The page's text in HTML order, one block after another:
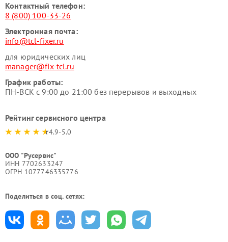
Контактный телефон:
8 (800) 100-33-26
Электронная почта:
info@tcl-fixer.ru
для юридических лиц
manager@fix-tcl.ru
График работы:
ПН-ВСК с 9:00 до 21:00 без перерывов и выходных
Рейтинг сервисного центра
4.9-5.0
ООО "Русервис"
ИНН 7702633247
ОГРН 1077746335776
Поделиться в соц. сетях: